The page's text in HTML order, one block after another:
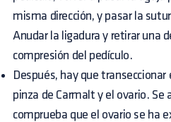
misma dirección, y pasar la
Anudar la ligadura y retirar una
compresión del pedículo.
Después, hay que
pinza de Carmalt y el ovario. Se
comprueba que el ovario se ha